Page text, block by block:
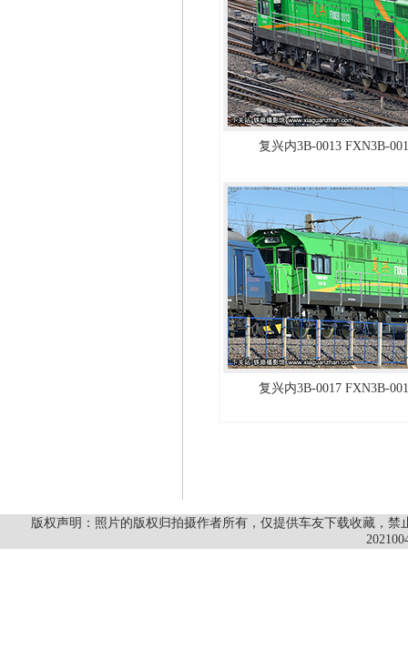
复兴内3B-0013 FXN3B-
复兴内3B-0017 FXN3B-
版权声明：照片的版权归拍摄作者所有，仅提供车友下载收藏，